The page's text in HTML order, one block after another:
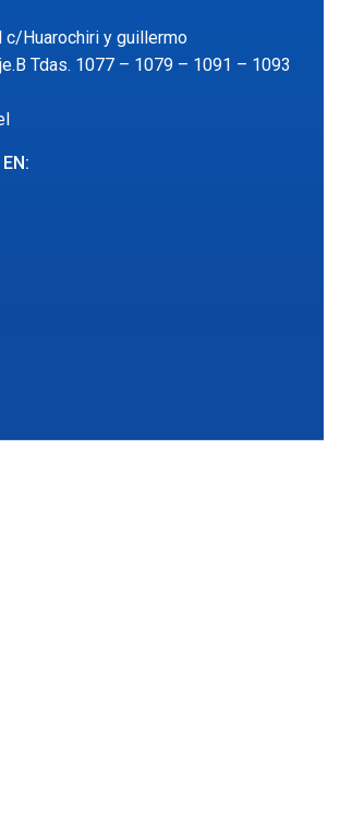
c/Huarochiri y guillermo
Tdas. 1077 – 1079 – 1091 – 1093